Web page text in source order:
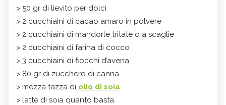
> 50 gr di lievito per dolci
> 2 cucchiaini di cacao amaro in polvere
> 2 cucchiaini di mandorle tritate o a scaglie
> 2 cucchiaini di farina di cocco
> 3 cucchiaini di fiocchi d’avena
> 80 gr di zucchero di canna
> mezza tazza di olio di soia
> latte di soia quanto basta.